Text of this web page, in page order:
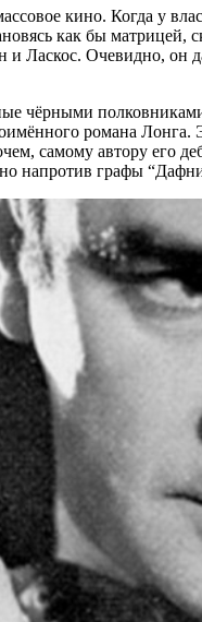
кино. Когда у
как бы
и Ласкос. Очевидно, он
чёрными
романа Лонга.
самому автору его
напротив графы